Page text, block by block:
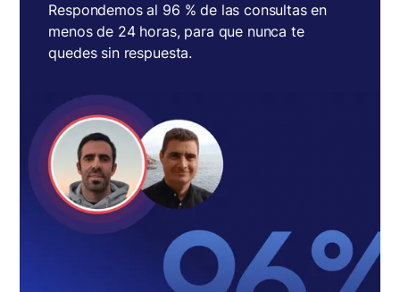
Respondemos al 96 % de las consultas en
menos de 24 horas, para que nunca te
quedes sin respuesta.